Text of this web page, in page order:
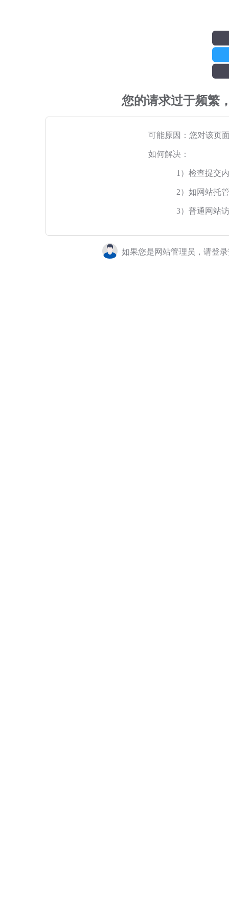
您的请求过于频繁
可能原因：您对该页
如何解决：
1）检查提交
2）如网站托
3）普通网站
如果您是网站管理员，请登